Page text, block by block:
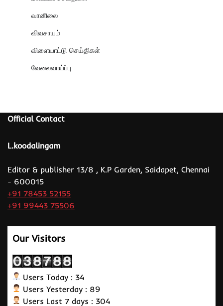
வானிலை
விவசாயம்
விளையாட்டு செய்திகள்
வேலைவாய்ப்பு
Official Contact
L.koodalingam
Editor & publisher 13/8 , K.P Garden, Saidapet, Chennai
- 600015
+91 78453 52155
+91 99443 75506
Our Visitors
Users Today : 34
Users Yesterday : 89
Users Last 7 days : 304